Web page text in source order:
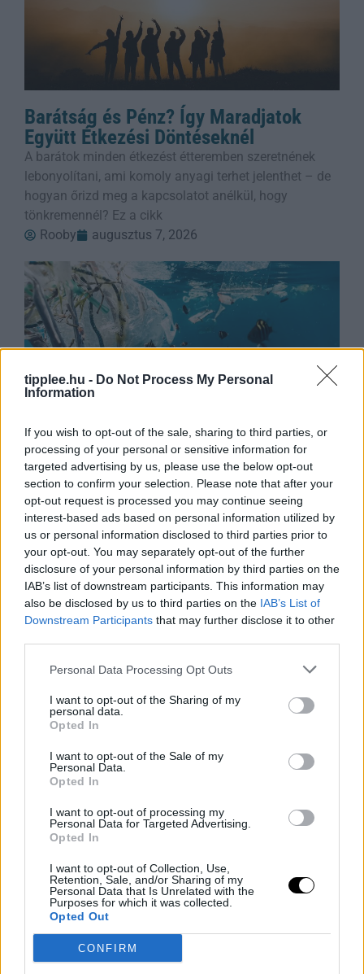
tipplee.hu - Do Not Process My Personal
Information
If you wish to opt-out of the sale, sharing to third parties, or
processing of your personal or sensitive information for
targeted advertising by us, please use the below opt-out
section to confirm your selection. Please note that after your
opt-out request is processed you may continue seeing
interest-based ads based on personal information utilized by
us or personal information disclosed to third parties prior to
your opt-out. You may separately opt-out of the further
disclosure of your personal information by third parties on the
IAB’s list of downstream participants. This information may
also be disclosed by us to third parties on the IAB’s List of
Downstream Participants that may further disclose it to other
Personal Data Processing Opt Outs
I want to opt-out of the Sharing of my
personal data.
Opted In
I want to opt-out of the Sale of my
Personal Data.
Opted In
I want to opt-out of processing my
Personal Data for Targeted Advertising.
Opted In
I want to opt-out of Collection, Use,
Retention, Sale, and/or Sharing of my
Personal Data that Is Unrelated with the
Purposes for which it was collected.
Opted Out
CONFIRM
Barátság és Pénz? Így Maradjatok
Együtt Étkezési Döntéseknél
A barátok minden étkezést étteremben szeretnének
lebonyolítani, ami komoly anyagi terhet jelenthet – de
hogyan őrizd meg a kapcsolatot anélkül, hogy
tönkremennél? Ez a cikk
Rooby
augusztus 7, 2026
Robotteknológiai Diákgyőzelem a
Mikroműanyagok Ellen
Glen Young, a 16-year-old feltette a nagy kérdést:
hogyan tanítsa meg autonóm tengeri teknős robotját
úszni? A kanadai fiú végül egy holografikus kamerát és
AI-modelleket
Rooby
augusztus 7, 2026
Elnöki Hatalomvége: Alkotmányos
Fordulat Magyarországon
alkotmánymódosítást, amely azonnal megszünteti
hivatali idejét – ez fordulópontot jelent a magyar
demokrácia történetében. A döntés a Tisza Párt
Rooby
augusztus 6, 2026
Még több cikk